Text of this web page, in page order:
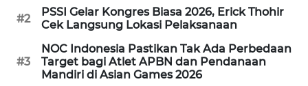
#2
PSSI Gelar Kongres Biasa 2026, Erick Thohir
Cek Langsung Lokasi Pelaksanaan
#3
NOC Indonesia Pastikan Tak Ada Perbedaan
Target bagi Atlet APBN dan Pendanaan
Mandiri di Asian Games 2026
WALINKI
ID
MAWAKA